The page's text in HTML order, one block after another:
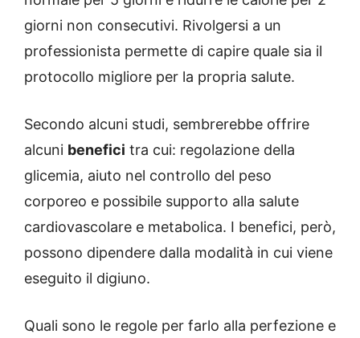
giorni non consecutivi. Rivolgersi a un
professionista permette di capire quale sia il
protocollo migliore per la propria salute.
Secondo alcuni studi, sembrerebbe offrire
alcuni benefici tra cui: regolazione della
glicemia, aiuto nel controllo del peso
corporeo e possibile supporto alla salute
cardiovascolare e metabolica. I benefici, però,
possono dipendere dalla modalità in cui viene
eseguito il digiuno.
Quali sono le regole per farlo alla perfezione e